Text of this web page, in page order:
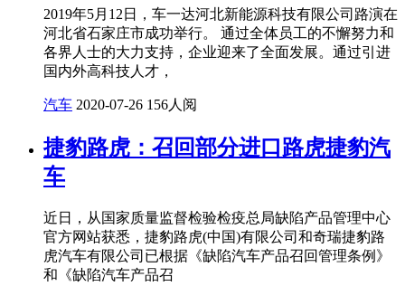
2019年5月12日，车一达河北新能源科技有限公司路演在
河北省石家庄市成功举行。 通过全体员工的不懈努力和
各界人士的大力支持，企业迎来了全面发展。通过引进
国内外高科技人才，
汽车 2020-07-26 156人阅
捷豹路虎：召回部分进口路虎捷豹汽
车
近日，从国家质量监督检验检疫总局缺陷产品管理中心
官方网站获悉，捷豹路虎(中国)有限公司和奇瑞捷豹路
虎汽车有限公司已根据《缺陷汽车产品召回管理条例》
和《缺陷汽车产品召